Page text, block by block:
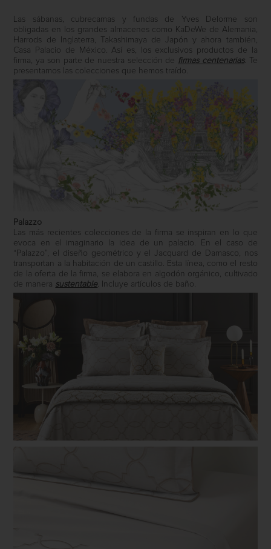
Las sábanas, cubrecamas y fundas de Yves Delorme son
obligadas en los grandes almacenes como KaDeWe de Alemania,
Harrods de Inglaterra, Takashimaya de Japón y ahora también,
Casa Palacio de México. Así es, los exclusivos productos de la
firma, ya son parte de nuestra selección de firmas centenarias. Te
presentamos las colecciones que hemos traído.
Palazzo
Las más recientes colecciones de la firma se inspiran en lo que
evoca en el imaginario la idea de un palacio. En el caso de
“Palazzo”, el diseño geométrico y el Jacquard de Damasco, nos
transportan a la habitación de un castillo. Esta línea, como el resto
de la oferta de la firma, se elabora en algodón orgánico, cultivado
de manera sustentable. Incluye artículos de baño.